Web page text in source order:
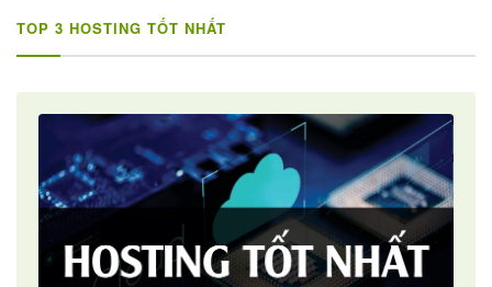
TOP 3 HOSTING TỐT NHẤT